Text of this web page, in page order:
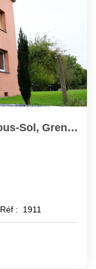
Maison 6 Pièces 123 M² Sur Sous-Sol, Grenier, Garage,...
Réf : 1911